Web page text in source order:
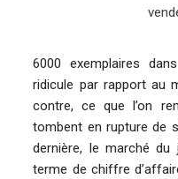
6000 exemplaires
ridicule par rapport au
contre, ce que l’on
tombent en rupture de
dernière, le marché
terme de chiffre